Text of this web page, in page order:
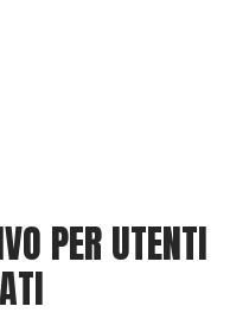
PER UTENTI